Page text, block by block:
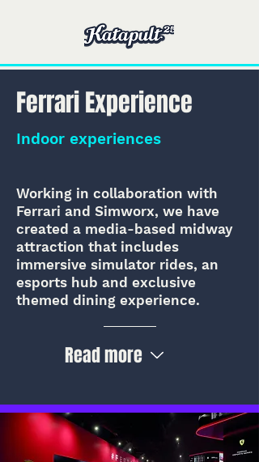
Ferrari Experience
Indoor experiences
Working in collaboration with
Ferrari and Simworx, we have
created a media-based midway
attraction that includes
immersive simulator rides, an
esports hub and exclusive
themed dining experience.
Read more